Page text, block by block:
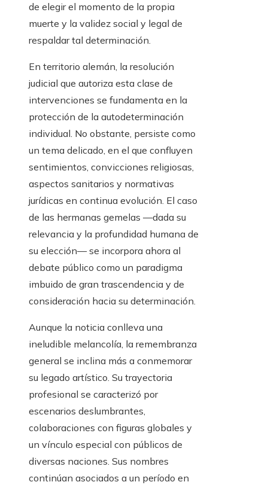
de elegir el momento de la propia
muerte y la validez social y legal de
respaldar tal determinación.
En territorio alemán, la resolución
judicial que autoriza esta clase de
intervenciones se fundamenta en la
protección de la autodeterminación
individual. No obstante, persiste como
un tema delicado, en el que confluyen
sentimientos, convicciones religiosas,
aspectos sanitarios y normativas
jurídicas en continua evolución. El caso
de las hermanas gemelas —dada su
relevancia y la profundidad humana de
su elección— se incorpora ahora al
debate público como un paradigma
imbuido de gran trascendencia y de
consideración hacia su determinación.
Aunque la noticia conlleva una
ineludible melancolía, la remembranza
general se inclina más a conmemorar
su legado artístico. Su trayectoria
profesional se caracterizó por
escenarios deslumbrantes,
colaboraciones con figuras globales y
un vínculo especial con públicos de
diversas naciones. Sus nombres
continúan asociados a un período en